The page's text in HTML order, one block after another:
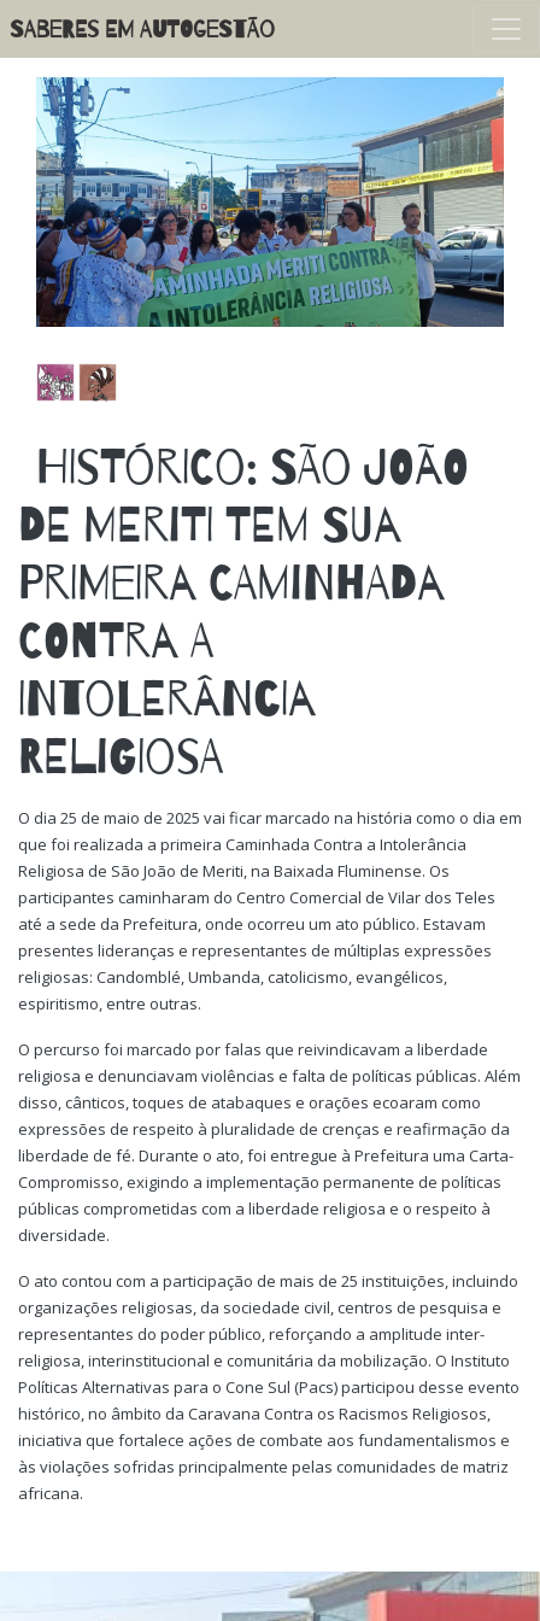
para
o
conteúdo
SABERES EM AUTOGESTÃO
HISTÓRICO: SÃO JOÃO
DE MERITI TEM SUA
PRIMEIRA CAMINHADA
CONTRA A
INTOLERÂNCIA
RELIGIOSA
O dia 25 de maio de 2025 vai ficar marcado na história como o dia em
que foi realizada a primeira Caminhada Contra a Intolerância
Religiosa de São João de Meriti, na Baixada Fluminense. Os
participantes caminharam do Centro Comercial de Vilar dos Teles
até a sede da Prefeitura, onde ocorreu um ato público. Estavam
presentes lideranças e representantes de múltiplas expressões
religiosas: Candomblé, Umbanda, catolicismo, evangélicos,
espiritismo, entre outras.
O percurso foi marcado por falas que reivindicavam a liberdade
religiosa e denunciavam violências e falta de políticas públicas. Além
disso, cânticos, toques de atabaques e orações ecoaram como
expressões de respeito à pluralidade de crenças e reafirmação da
liberdade de fé. Durante o ato, foi entregue à Prefeitura uma Carta-
Compromisso, exigindo a implementação permanente de políticas
públicas comprometidas com a liberdade religiosa e o respeito à
diversidade.
O ato contou com a participação de mais de 25 instituições, incluindo
organizações religiosas, da sociedade civil, centros de pesquisa e
representantes do poder público, reforçando a amplitude inter-
religiosa, interinstitucional e comunitária da mobilização. O Instituto
Políticas Alternativas para o Cone Sul (Pacs) participou desse evento
histórico, no âmbito da Caravana Contra os Racismos Religiosos,
iniciativa que fortalece ações de combate aos fundamentalismos e
às violações sofridas principalmente pelas comunidades de matriz
africana.